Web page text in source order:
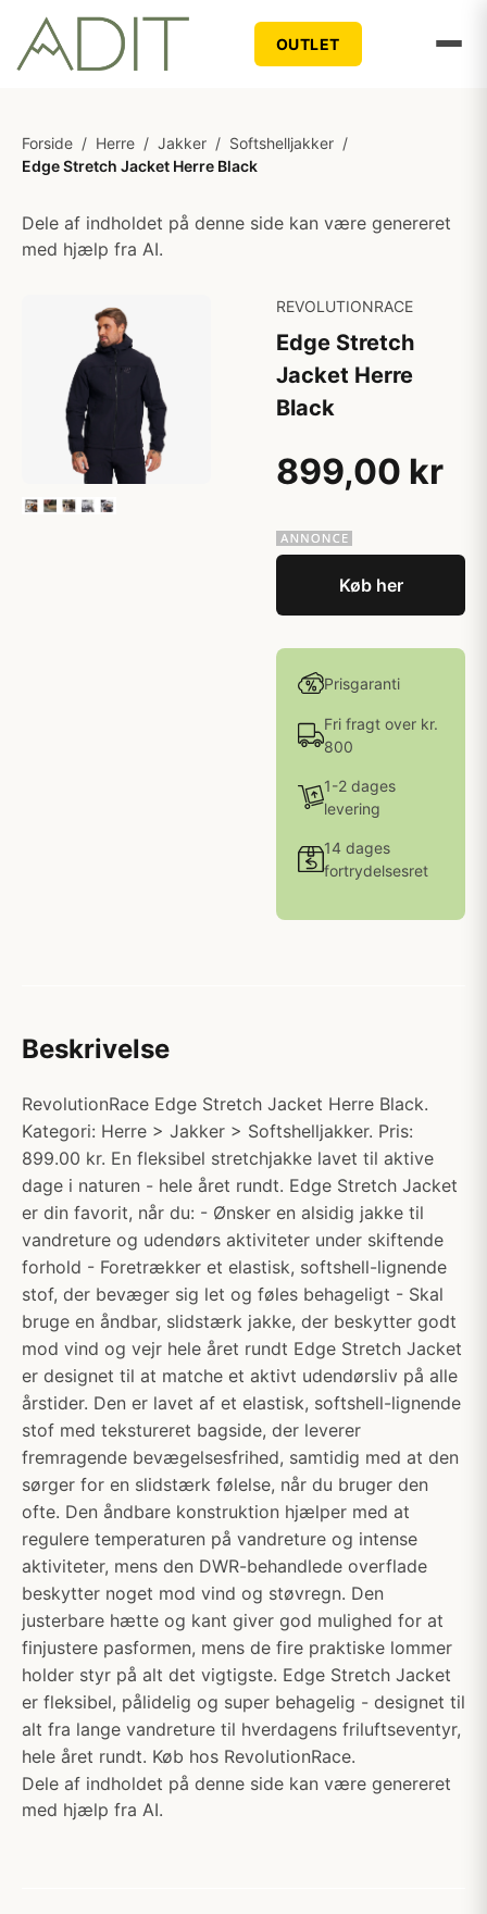
OUTLET
Forside / Herre / Jakker / Softshelljakker /
Edge Stretch Jacket Herre Black
Dele af indholdet på denne side kan være genereret
med hjælp fra AI.
REVOLUTIONRACE
Edge Stretch
Jacket Herre
Black
899,00 kr
Køb her
Prisgaranti
Fri fragt over kr.
800
1-2 dages
levering
14 dages
fortrydelsesret
Beskrivelse
RevolutionRace Edge Stretch Jacket Herre Black.
Kategori: Herre > Jakker > Softshelljakker. Pris:
899.00 kr. En fleksibel stretchjakke lavet til aktive
dage i naturen - hele året rundt. Edge Stretch Jacket
er din favorit, når du: - Ønsker en alsidig jakke til
vandreture og udendørs aktiviteter under skiftende
forhold - Foretrækker et elastisk, softshell-lignende
stof, der bevæger sig let og føles behageligt - Skal
bruge en åndbar, slidstærk jakke, der beskytter godt
mod vind og vejr hele året rundt Edge Stretch Jacket
er designet til at matche et aktivt udendørsliv på alle
årstider. Den er lavet af et elastisk, softshell-lignende
stof med tekstureret bagside, der leverer
fremragende bevægelsesfrihed, samtidig med at den
sørger for en slidstærk følelse, når du bruger den
ofte. Den åndbare konstruktion hjælper med at
regulere temperaturen på vandreture og intense
aktiviteter, mens den DWR-behandlede overflade
beskytter noget mod vind og støvregn. Den
justerbare hætte og kant giver god mulighed for at
finjustere pasformen, mens de fire praktiske lommer
holder styr på alt det vigtigste. Edge Stretch Jacket
er fleksibel, pålidelig og super behagelig - designet til
alt fra lange vandreture til hverdagens friluftseventyr,
hele året rundt. Køb hos RevolutionRace.
Dele af indholdet på denne side kan være genereret
med hjælp fra AI.